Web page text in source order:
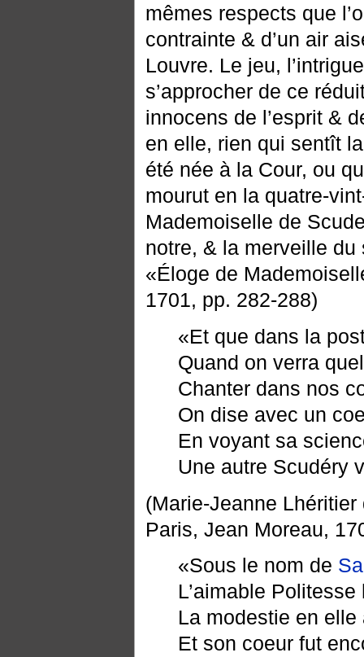
mêmes respects que
contrainte & d’un air
Louvre. Le jeu,
s’approcher de ce
innocens de l’esprit &
en elle, rien qui sentît
été née à la Cour, ou
mourut en la quatre-
Mademoiselle de
notre, & la merveille
«Éloge de
1701, pp. 282-288)
«Et que dans la
Quand on verra
Chanter dans nos
On dise avec un
En voyant sa
Une autre Scudéry
(Marie-Jeanne
Paris, Jean Moreau,
«Sous le nom de
L’aimable
La modestie en
Et son coeur fut